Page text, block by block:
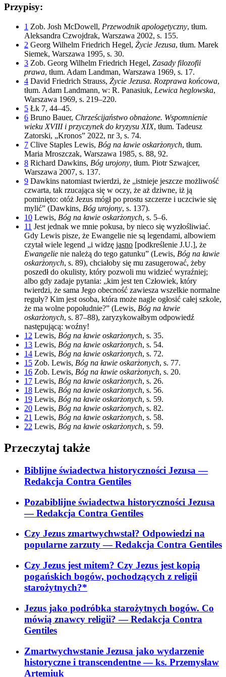
Przypisy:
1 Zob. Josh McDowell, Przewodnik apologetyczny, tłum.
Aleksandra Czwojdrak, Warszawa 2002, s. 155.
2 Georg Wilhelm Friedrich Hegel, Życie Jezusa, tłum. Marek
Siemek, Warszawa 1995, s. 30.
3 Zob. Georg Wilhelm Friedrich Hegel, Zasady filozofii
prawa, tłum. Adam Landman, Warszawa 1969, s. 17.
4 David Friedrich Strauss, Życie Jezusa. Rozprawa końcowa,
tłum. Adam Landmann, w: R. Panasiuk, Lewica heglowska,
Warszawa 1969, s. 219–220.
5 Łk 7, 44–45.
6 Bruno Bauer, Chrześcijaństwo obnażone. Wspomnienie
wieku XVIII i przyczynek do kryzysu XIX, tłum. Tadeusz
Zatorski, „Kronos” 2022, nr 3, s. 74.
7 Clive Staples Lewis, Bóg na ławie oskarżonych, tłum.
Maria Mroszczak, Warszawa 1985, s. 88, 92.
8 Richard Dawkins, Bóg urojony, tłum. Piotr Szwajcer,
Warszawa 2007, s. 137.
9 Dawkins natomiast twierdzi, że „istnieje jeszcze możliwość
czwarta, tak rzucająca się w oczy, że aż dziwne, iż ją
pominięto: otóż Jezus mógł po prostu szczerze i uczciwie się
mylić” (Dawkins, Bóg urojony, s. 137).
10 Lewis, Bóg na ławie oskarżonych, s. 5–6.
11 Jest jednak we mnie pokusa, by nieco się wyzłośliwiać.
Gdy Lewis pisze, że Ewangelie nie są legendami, albowiem
czytał wiele legend „i widzę jasno [podkreślenie J.U.], że
Ewangelie nie należą do tego gatunku” (Lewis, Bóg na ławie
oskarżonych, s. 89), chciałoby się mu zasugerować, żeby
poszedł do okulisty, który pozwoli mu widzieć wyraźniej;
albo gdy zadaje pytania: „kim jest ten Człowiek, który
twierdzi, że sama Jego obecność zawiesza wszelkie normalne
reguły? Kim jest osoba, która może nagle ogłosić całej szkole,
że ma wolne popołudnie?” (Lewis, Bóg na ławie
oskarżonych, s. 87–88), zaryzykowałbym odpowiedź
następującą: woźny!
12 Lewis, Bóg na ławie oskarżonych, s. 35.
13 Lewis, Bóg na ławie oskarżonych, s. 54.
14 Lewis, Bóg na ławie oskarżonych, s. 72.
15 Zob. Lewis, Bóg na ławie oskarżonych, s. 77.
16 Zob. Lewis, Bóg na ławie oskarżonych, s. 20.
17 Lewis, Bóg na ławie oskarżonych, s. 26.
18 Lewis, Bóg na ławie oskarżonych, s. 56.
19 Lewis, Bóg na ławie oskarżonych, s. 59.
20 Lewis, Bóg na ławie oskarżonych, s. 82.
21 Lewis, Bóg na ławie oskarżonych, s. 58.
22 Lewis, Bóg na ławie oskarżonych, s. 59.
Przeczytaj także
Biblijne świadectwa historyczności Jezusa—
Redakcja Contra Gentiles
Pozabiblijne świadectwa historyczności Jezusa
— Redakcja Contra Gentiles
Czy Jezus zmartwychwstał? Odpowiedzi na
popularne zarzuty— Redakcja Contra Gentiles
Czy Jezus jest mitem? Czy Jezus jest kopią
pogańskich bogów, pochodzących z religii
starożytnych?*
Jezus jako podróbka starożytnych bogów. Co
mówią znawcy religii?— Redakcja Contra
Gentiles
Zmartwychwstanie Jezusa jako wydarzenie
historyczne i transcendentne— ks. Przemysław
Artemiuk